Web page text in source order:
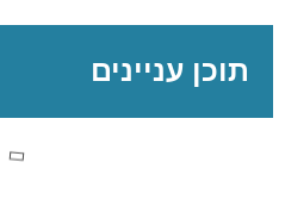
תוכן עניינים